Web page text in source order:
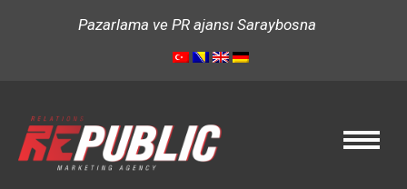
Pazarlama ve PR ajansı Saraybosna